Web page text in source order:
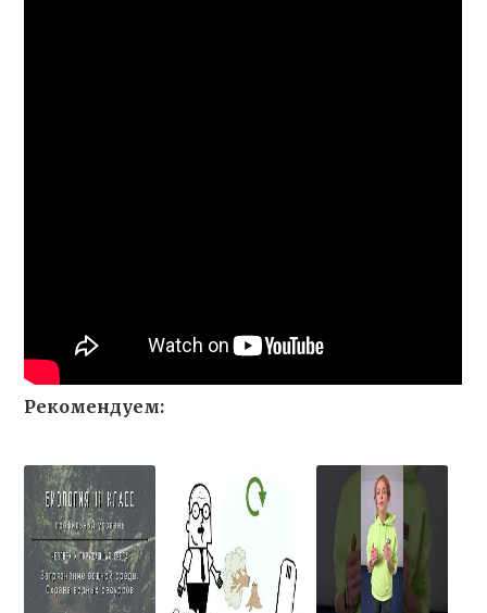
Рекомендуем: